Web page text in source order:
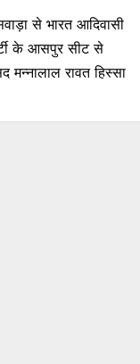
से भारत आदिवासी
के आसपुर सीट से
मन्नालाल रावत हिस्सा